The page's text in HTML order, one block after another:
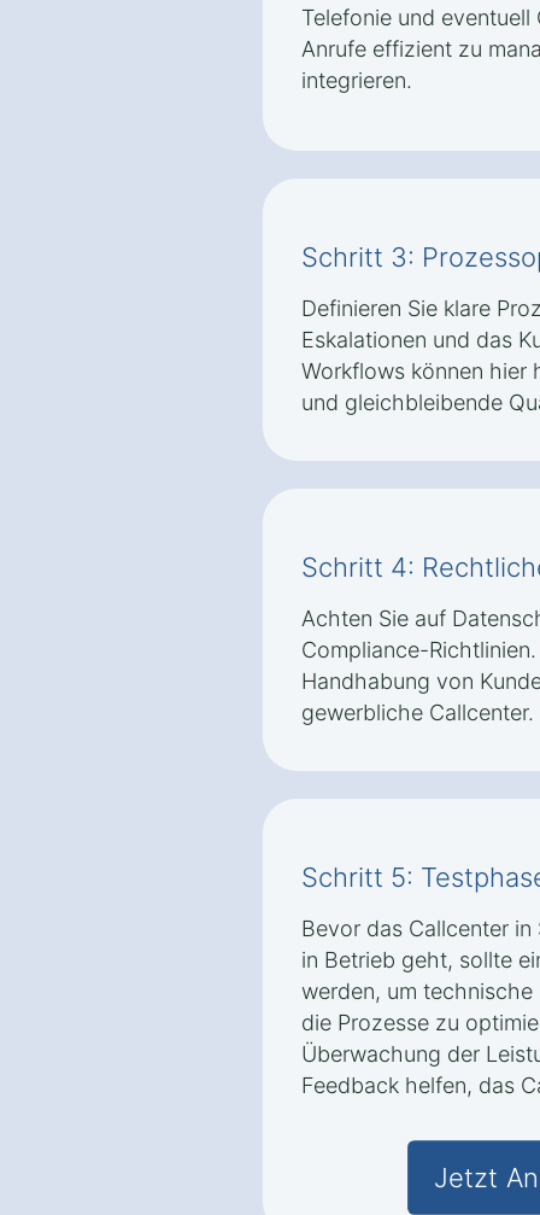
Telefonie und
Anrufe effizient zu
integrieren.
Schritt 3:
Definieren Sie klare
Eskalationen und das
Workflows können hier
und gleichbleibende
Schritt 4:
Achten Sie auf
Compliance-
Handhabung von
gewerbliche Callcenter.
Schritt 5:
Bevor das Callcenter
in Betrieb geht, sollte
werden, um
die Prozesse zu
Überwachung der
Feedback helfen, das
Jetzt